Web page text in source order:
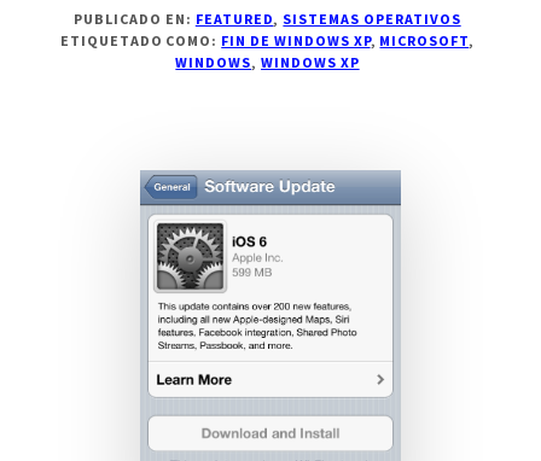
PUBLICADO EN: FEATURED, SISTEMAS OPERATIVOS
ETIQUETADO COMO: FIN DE WINDOWS XP, MICROSOFT,
WINDOWS,WINDOWS XP